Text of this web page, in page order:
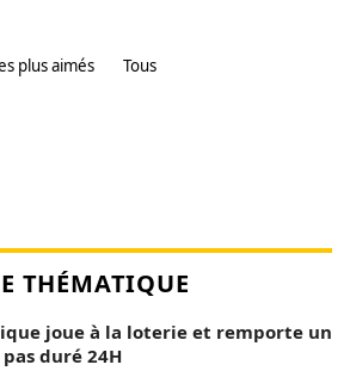
plus aimés Tous
THÉMATIQUE
joue à la loterie et remporte un
duré 24H